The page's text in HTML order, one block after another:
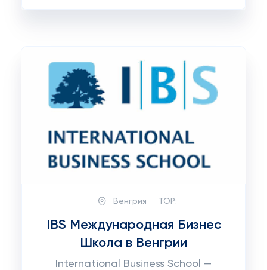
Венгрия TOP:
IBS Международная Бизнес
Школа в Венгрии
International Business School —